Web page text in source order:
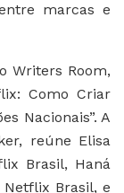
marcas e
Writers Room,
Como Criar
Nacionais”. A
reúne Elisa
Brasil, Haná
Netflix Brasil, e